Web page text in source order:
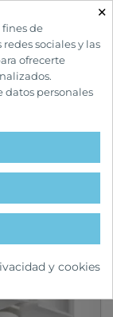
favorite
×
de
sociales y las
ofrecerte
datos personales
y cookies